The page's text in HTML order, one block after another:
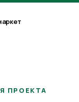
ПРОЕКТА